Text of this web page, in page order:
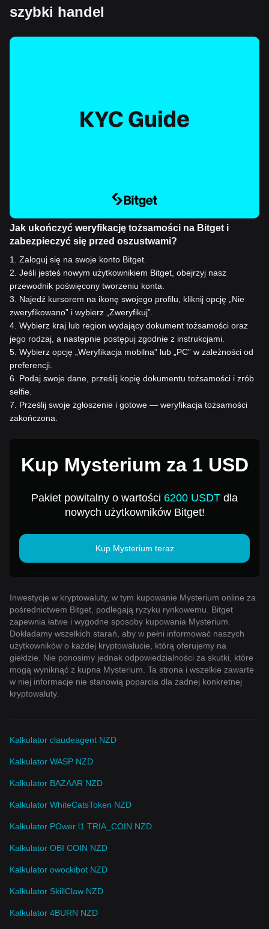
szybki handel
Jak ukończyć weryfikację tożsamości na Bitget i
zabezpieczyć się przed oszustwami?
1
Zaloguj się na swoje konto Bitget.
2 Jeśli jesteś nowym użytkownikiem Bitget, obejrzyj nasz
przewodnik poświęcony tworzeniu konta.
3
Najedź kursorem na ikonę swojego profilu, kliknij opcję „Nie
zweryfikowano” i wybierz „Zweryfikuj”.
4 Wybierz kraj lub region wydający dokument tożsamości oraz
jego rodzaj, a następnie postępuj zgodnie z instrukcjami.
5 Wybierz opcję „Weryfikacja mobilna” lub „PC” w zależności od
preferencji.
6
Podaj swoje dane, prześlij kopię dokumentu tożsamości i zrób
selfie.
7
Prześlij swoje zgłoszenie i gotowe — weryfikacja tożsamości
zakończona.
Kup Mysterium za 1 USD
Pakiet powitalny o wartości 6200 USDT dla
nowych użytkowników Bitget!
Kup Mysterium teraz
Inwestycje w kryptowaluty, w tym kupowanie Mysterium online za
pośrednictwem Bitget, podlegają ryzyku rynkowemu. Bitget
zapewnia łatwe i wygodne sposoby kupowania Mysterium.
Dokładamy wszelkich starań, aby w pełni informować naszych
użytkowników o każdej kryptowalucie, którą oferujemy na
giełdzie. Nie ponosimy jednak odpowiedzialności za skutki, które
mogą wyniknąć z kupna Mysterium. Ta strona i wszelkie zawarte
w niej informacje nie stanowią poparcia dla żadnej konkretnej
kryptowaluty.
Kalkulator claudeagent NZD
Kalkulator WASP NZD
Kalkulator BAZAAR NZD
Kalkulator WhiteCatsToken NZD
Kalkulator POwer l1 TRIA_COIN NZD
Kalkulator OBI COIN NZD
Kalkulator owockibot NZD
Kalkulator SkillClaw NZD
Kalkulator 4BURN NZD